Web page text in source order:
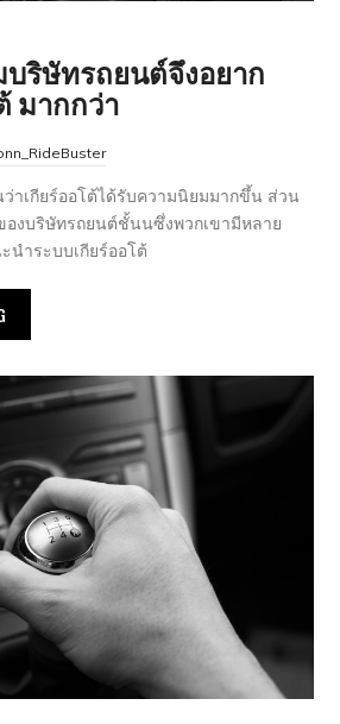
บริษัทรถยนต์จึงอยาก
มากกว่า
าเกียร์ออโต้ได้รับความนิยมมากขึ้น ส่วน
งบริษัทรถยนต์ชั้นนซึ่งพวกเขามีหลาย
นำระบบเกียร์ออโต้